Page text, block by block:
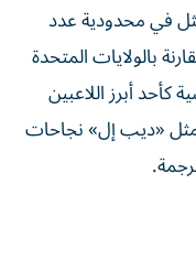
في محدودية عدد
بالولايات المتحدة
أبرز اللاعبين
«ديب إل» نجاحات